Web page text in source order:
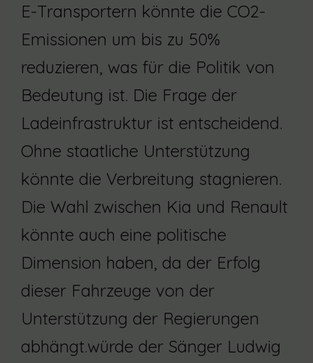
E-Transportern könnte die CO2-
Emissionen um bis zu 50%
reduzieren, was für die Politik von
Bedeutung ist. Die Frage der
Ladeinfrastruktur ist entscheidend.
Ohne staatliche Unterstützung
könnte die Verbreitung stagnieren.
Die Wahl zwischen Kia und Renault
könnte auch eine politische
Dimension haben, da der Erfolg
dieser Fahrzeuge von der
Unterstützung der Regierungen
abhängt.würde der Sänger Ludwig